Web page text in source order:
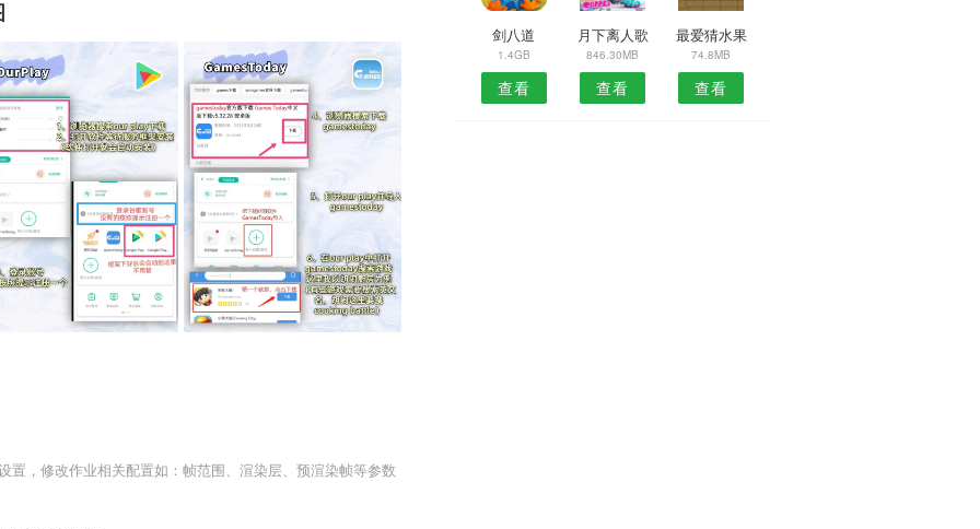
置，修改作业相关配置如：帧范围、渲染层、预渲染帧等参数
剑八道
1.4GB
查看
月下离人歌
846.30MB
查看
最爱猜水果
74.8MB
查看